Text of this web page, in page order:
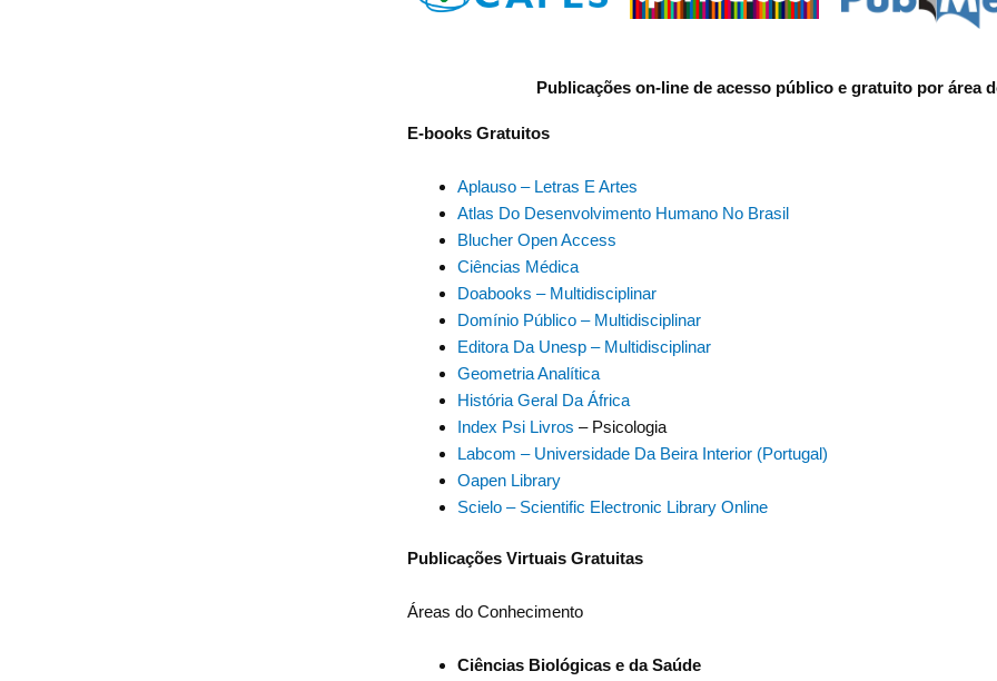
Publicações on-line de acesso público e gratuito por área
E-books Gratuitos
Aplauso – Letras E Artes
Atlas Do Desenvolvimento Humano No Brasil
Blucher Open Access
Ciências Médica
Doabooks – Multidisciplinar
Domínio Público – Multidisciplinar
Editora Da Unesp – Multidisciplinar
Geometria Analítica
História Geral Da África
Index Psi Livros– Psicologia
Labcom – Universidade Da Beira Interior (Portugal)
Oapen Library
Scielo – Scientific Electronic Library Online
Publicações Virtuais Gratuitas
Áreas do Conhecimento
Ciências Biológicas e da Saúde